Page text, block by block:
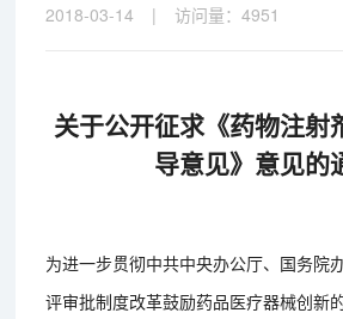
2018-03-14 | 访问量：4951
关于公开征求《药物注射
导意见》意见的
为进一步贯彻中共中央办公厅、国务院
评审批制度改革鼓励药品医疗器械创新